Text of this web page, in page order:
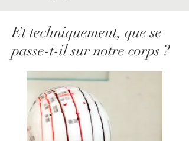
Et techniquement, que se
passe-t-il sur notre corps ?